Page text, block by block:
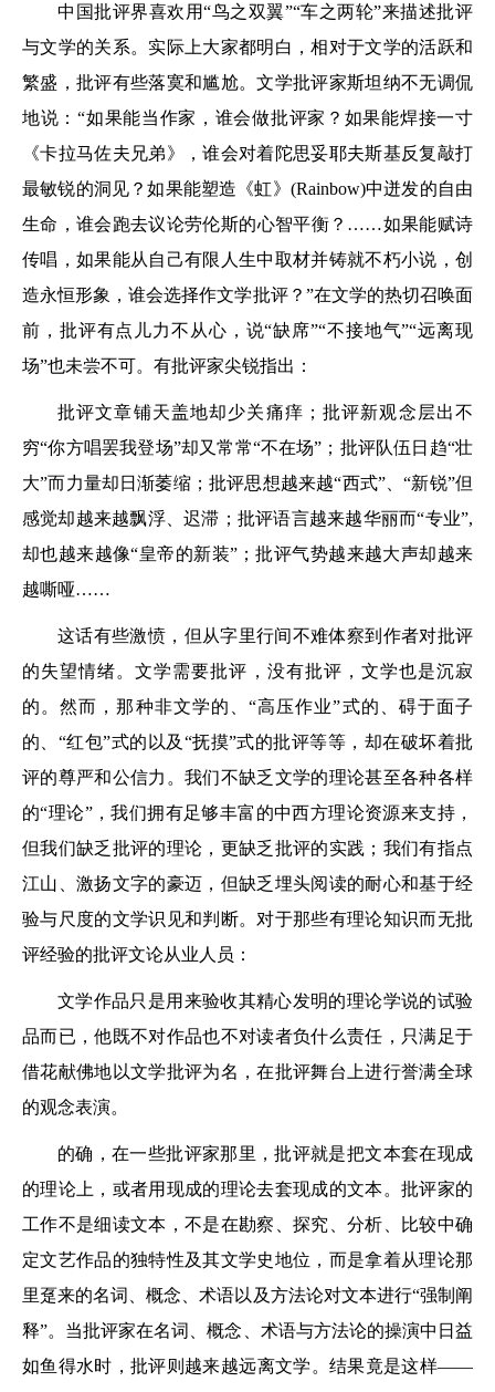
中国批评界喜欢用“鸟之双翼”“车之两轮”来描述批评
与文学的关系。实际上大家都明白，相对于文学的活跃和
繁盛，批评有些落寞和尴尬。文学批评家斯坦纳不无调侃
地说：“如果能当作家，谁会做批评家？如果能焊接一寸
《卡拉马佐夫兄弟》，谁会对着陀思妥耶夫斯基反复敲打
最敏锐的洞见？如果能塑造《虹》(Rainbow)中迸发的自由
生命，谁会跑去议论劳伦斯的心智平衡？……如果能赋诗
传唱，如果能从自己有限人生中取材并铸就不朽小说，创
造永恒形象，谁会选择作文学批评？”在文学的热切召唤面
前，批评有点儿力不从心，说“缺席”“不接地气”“远离现
场”也未尝不可。有批评家尖锐指出：
批评文章铺天盖地却少关痛痒；批评新观念层出不
穷“你方唱罢我登场”却又常常“不在场”；批评队伍日趋“壮
大”而力量却日渐萎缩；批评思想越来越“西式”、“新锐”但
感觉却越来越飘浮、迟滞；批评语言越来越华丽而“专业”,
却也越来越像“皇帝的新装”；批评气势越来越大声却越来
越嘶哑……
这话有些激愤，但从字里行间不难体察到作者对批评
的失望情绪。文学需要批评，没有批评，文学也是沉寂
的。然而，那种非文学的、“高压作业”式的、碍于面子
的、“红包”式的以及“抚摸”式的批评等等，却在破坏着批
评的尊严和公信力。我们不缺乏文学的理论甚至各种各样
的“理论”，我们拥有足够丰富的中西方理论资源来支持，
但我们缺乏批评的理论，更缺乏批评的实践；我们有指点
江山、激扬文字的豪迈，但缺乏埋头阅读的耐心和基于经
验与尺度的文学识见和判断。对于那些有理论知识而无批
评经验的批评文论从业人员：
文学作品只是用来验收其精心发明的理论学说的试验
品而已，他既不对作品也不对读者负什么责任，只满足于
借花献佛地以文学批评为名，在批评舞台上进行誉满全球
的观念表演。
的确，在一些批评家那里，批评就是把文本套在现成
的理论上，或者用现成的理论去套现成的文本。批评家的
工作不是细读文本，不是在勘察、探究、分析、比较中确
定文艺作品的独特性及其文学史地位，而是拿着从理论那
里趸来的名词、概念、术语以及方法论对文本进行“强制阐
释”。当批评家在名词、概念、术语与方法论的操演中日益
如鱼得水时，批评则越来越远离文学。结果竟是这样——